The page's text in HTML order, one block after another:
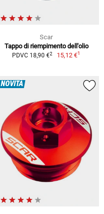
Scar
Tappo di riempimento dell'olio
PDVC 18,90 €2 15,12 €1
NOVITÀ